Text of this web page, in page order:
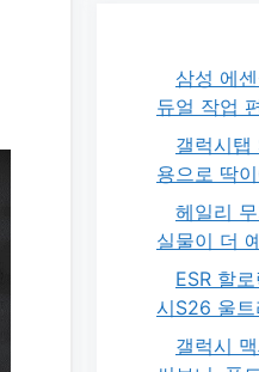
삼성 에
듀얼 작업
갤럭시탭
용으로 딱
헤일리
실물이 더
ESR 할
시S26 울
갤럭시